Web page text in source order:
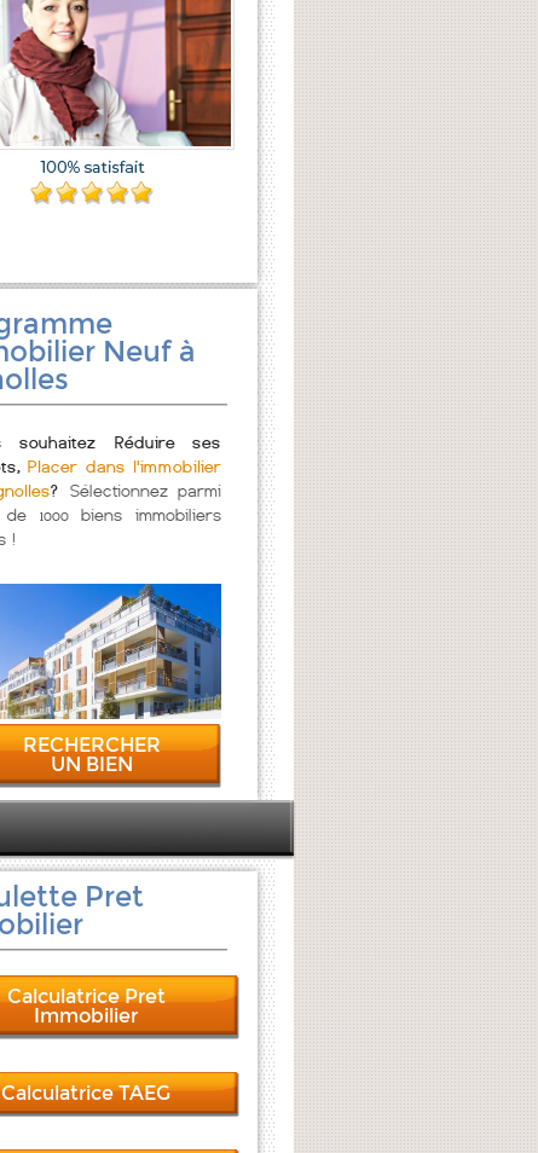
Neuf à
souhaitez Réduire ses
Placer dans l'immobilier
? Sélectionnez parmi
1000 biens immobiliers
!
RECHERCHER
UN BIEN
Pret
Calculatrice Pret
Immobilier
Calculatrice TAEG